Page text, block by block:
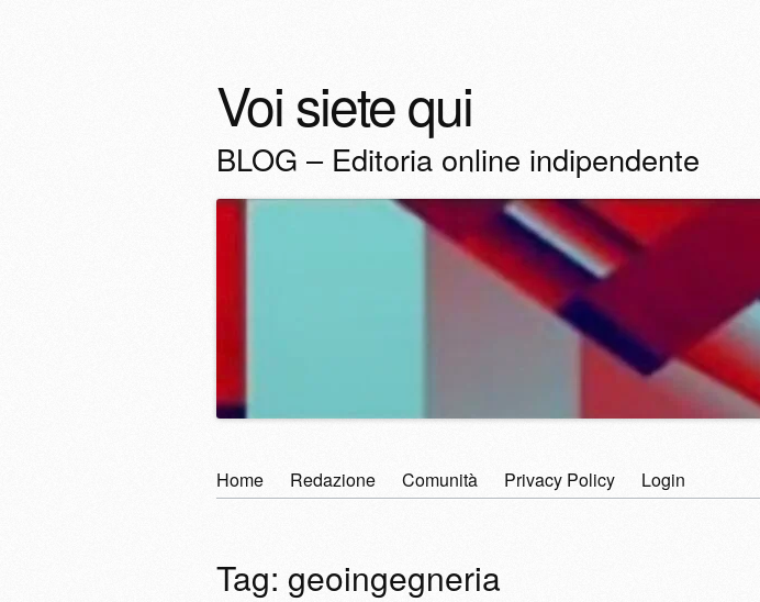
Voi siete qui
BLOG – Editoria online indipendente
Vai
Home Redazione Comunità Privacy Policy Login
Tag: geoingegneria